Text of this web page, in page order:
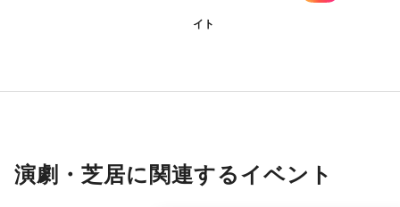
イト
演劇・芝居に関連するイベント